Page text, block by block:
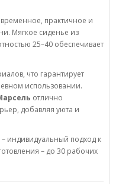
практичное и
Мягкое сиденье из
25–40 обеспечивает
что гарантирует
использовании.
отлично
добавляя уюта и
индивидуальный подход к
– до 30 рабочих